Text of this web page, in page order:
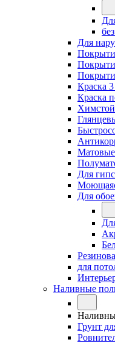
Для
Краска
Краска
Для
Для
для
Наливные
Грунт